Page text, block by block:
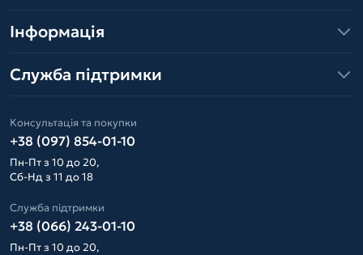
Інформація
Служба підтримки
Консультація та покупки
+38 (097) 854-01-10
Пн-Пт з 10 до 20,
Сб-Нд з 11 до 18
Служба підтримки
+38 (066) 243-01-10
Пн-Пт з 10 до 20,